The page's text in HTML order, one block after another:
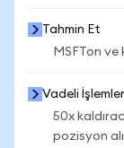
Tahmin Et
MSFTon
Vadeli İşlemler
50x
pozisyon